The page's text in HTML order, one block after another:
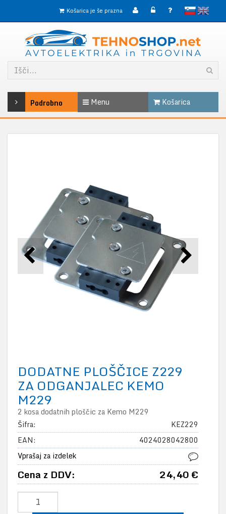
slovenskoEnglish
Košarica je še prazna
Podrobno Menu Košarica
DODATNE PLOŠČICE Z229
ZA ODGANJALEC KEMO
M229
2 kosa dodatnih ploščic za Kemo M229
Šifra:
KEZ229
EAN:
4024028042800
Vprašaj za izdelek
Cena z DDV: 24,40 €